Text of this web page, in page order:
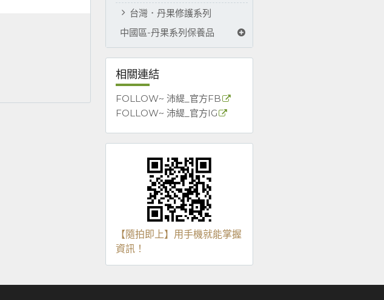
台灣．丹果修護系列
中國區-丹果系列保養品
相關連結
FOLLOW~ 沛緹_官方FB
FOLLOW~ 沛緹_官方IG
【隨拍即上】用手機就能掌握
資訊！